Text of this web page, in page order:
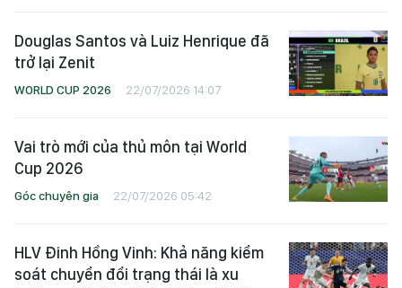
Douglas Santos và Luiz Henrique đã
trở lại Zenit
WORLD CUP 2026 22/07/2026 14:07
Vai trò mới của thủ môn tại World
Cup 2026
Góc chuyên gia 22/07/2026 05:42
HLV Đinh Hồng Vinh: Khả năng kiểm
soát chuyển đổi trạng thái là xu